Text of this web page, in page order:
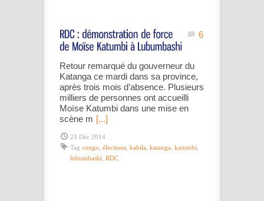
6
Retour remarqué du gouverneur du
Katanga ce mardi dans sa province,
après trois mois d’absence. Plusieurs
milliers de personnes ont accueilli
Moïse Katumbi dans une mise en
scène m [...]
23 Déc 2014
Tag congo élections kabila katanga katumbi
lubumbashi RDC